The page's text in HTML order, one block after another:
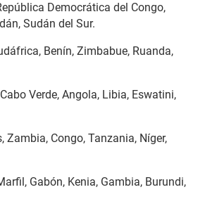
Democrática del Congo,
Sudán del Sur.
Benín, Zimbabue, Ruanda,
Verde, Angola, Libia, Eswatini,
Zambia, Congo, Tanzania, Níger,
Gabón, Kenia, Gambia, Burundi,